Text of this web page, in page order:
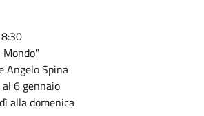
Angelo Spina
6 gennaio
alla domenica